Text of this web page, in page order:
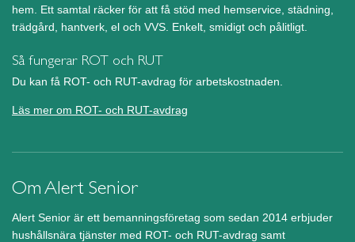
hem. Ett samtal räcker för att få stöd med hemservice, städning,
trädgård, hantverk, el och VVS. Enkelt, smidigt och pålitligt.
Så fungerar ROT och RUT
Du kan få ROT- och RUT-avdrag för arbetskostnaden.
Läs mer om ROT- och RUT-avdrag
Om Alert Senior
Alert Senior är ett bemanningsföretag som sedan 2014 erbjuder
hushållsnära tjänster med ROT- och RUT-avdrag samt